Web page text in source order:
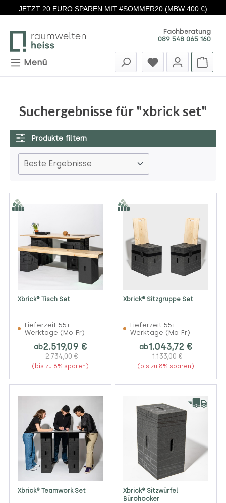
Zum Hauptinhalt springen
JETZT 20 EURO SPAREN MIT #SOMMER20 (MBW 400 €)
Fachberatung
089 548 065 160
Menü
Suchergebnisse für "xbrick set"
Produkte filtern
Xbrick® Tisch Set
Lieferzeit 55+
Werktage (Mo-Fr)
ab2.519,09 €
2.734,00 €
(bis zu 8% sparen)
Xbrick® Sitzgruppe Set
Lieferzeit 55+
Werktage (Mo-Fr)
ab1.043,72 €
1.133,00 €
(bis zu 8% sparen)
Xbrick® Teamwork Set
Xbrick® Sitzwürfel
Bürohocker